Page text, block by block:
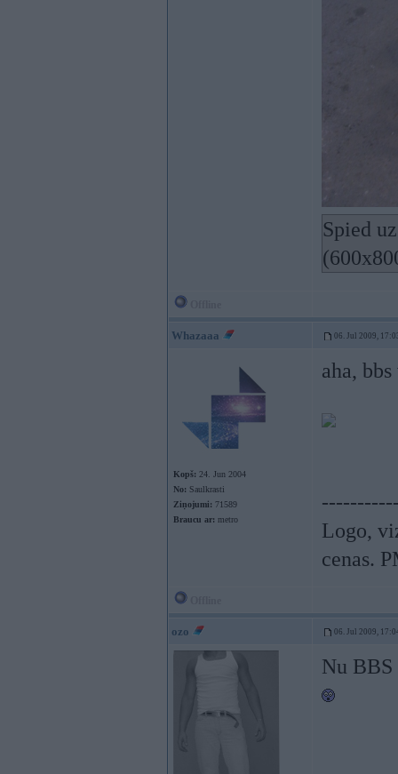
Spied
Whazaaa 06. Jul 2009,
Kopš: 24. Jun 2004
No: Saulkrasti
Ziņojumi: 71589
Braucu ar: metro
aha,
Logo,
cenas.
ozo 06. Jul 2009,
Nu